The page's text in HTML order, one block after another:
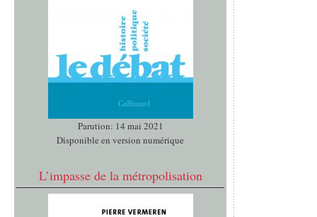
Parution: 14 mai 2021
Disponible en version numérique
L’impasse de la métropolisation